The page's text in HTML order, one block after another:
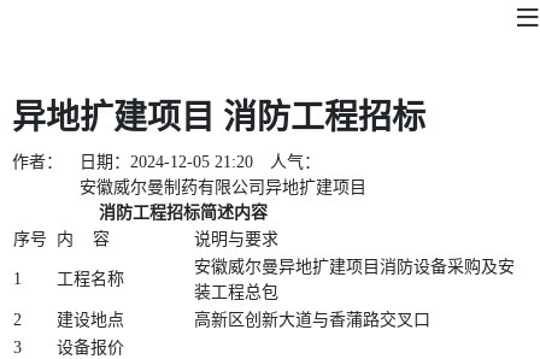
异地扩建项目 消防工程招标
作者： 日期： 2024-12-05 21:20 人气：
安徽威尔曼制药有限公司异地扩建项目
消防工程招标简述内容
序号
内 容 说明与要求
1 工程名称
安徽威尔曼异地扩建项目消防设备采购及安
装工程总包
2
建设地点
高新区创新大道与香蒲路交叉口
3
设备报价